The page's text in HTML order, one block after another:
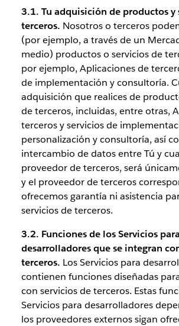
3.1. Tu adquisición de productos y
terceros. Nosotros o terceros
(por ejemplo, a través de un
medio) productos o servicios de
por ejemplo, Aplicaciones de
de implementación y consultoría.
adquisición que realices de
de terceros, incluidas, entre otras,
terceros y servicios de
personalización y consultoría, así
intercambio de datos entre Tú y
proveedor de terceros, será
y el proveedor de terceros
ofrecemos garantía ni asistencia
servicios de terceros.
3.2. Funciones de los Servicios para
desarrolladores que se integran
terceros. Los Servicios para
contienen funciones diseñadas
con servicios de terceros. Estas
Servicios para desarrolladores
los proveedores externos sigan